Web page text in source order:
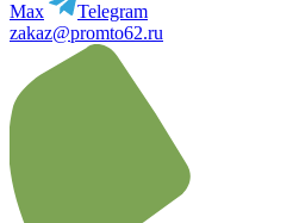
Max
Telegram
zakaz@promto62.ru